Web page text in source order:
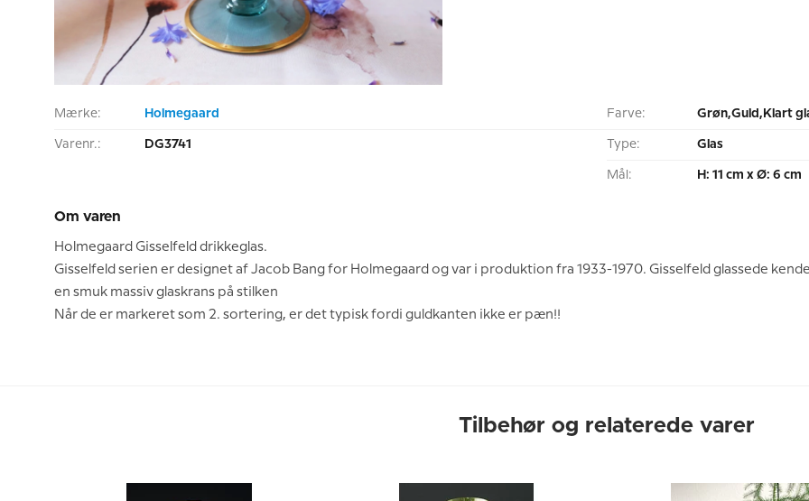
Mærke: Holmegaard
Varenr.: DG3741
Farve: Grøn,Guld,Klart
Type: Glas
Mål: H: 11 cm x Ø: 6 cm
Om varen
Holmegaard Gisselfeld drikkeglas.
Gisselfeld serien er designet af Jacob Bang for Holmegaard og var i produktion fra 1933-1970. Gisselfeld glassede
en smuk massiv glaskrans på stilken
Når de er markeret som 2. sortering, er det typisk fordi guldkanten ikke er pæn!!
Tilbehør og relaterede varer